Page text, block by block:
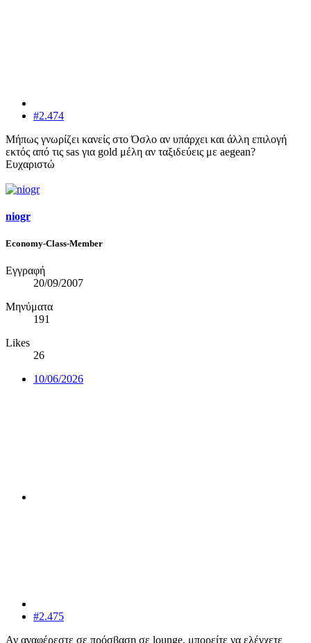
#2.474
Μήπως γνωρίζει κανείς στο Όσλο αν υπάρχει και άλλη επιλογή
εκτός από τις sas για gold μέλη αν ταξιδεύεις με aegean?
Ευχαριστώ
niogr
Economy-Class-Member
Εγγραφή
20/09/2007
Μηνύματα
191
Likes
26
10/06/2026
#2.475
Αν αναφέρεστε σε πρόσβαση σε lounge, μπορείτε να ελέγχετε